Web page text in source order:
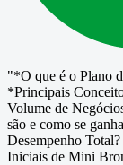
"*O que é o Plano
*Principais
Volume de
são e como se
Desempenho
Iniciais de Mini